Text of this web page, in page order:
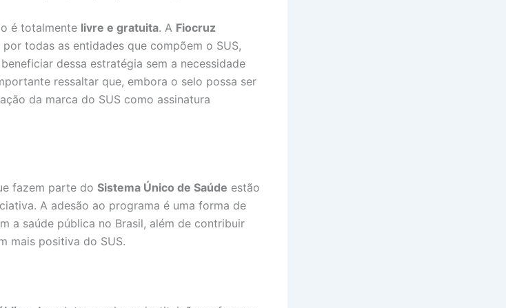
é totalmente livre e gratuita. A Fiocruz
todas as entidades que compõem o SUS,
dessa estratégia sem a necessidade
ressaltar que, embora o selo possa ser
da marca do SUS como assinatura
fazem parte do Sistema Único de Saúde estão
A adesão ao programa é uma forma de
a saúde pública no Brasil, além de contribuir
mais positiva do SUS.